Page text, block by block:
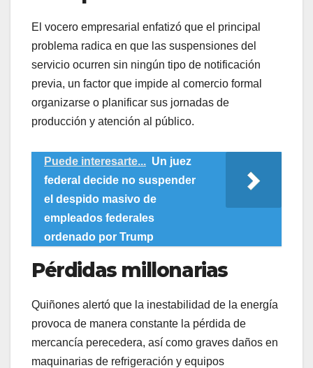
​El vocero empresarial enfatizó que el principal
problema radica en que las suspensiones del
servicio ocurren sin ningún tipo de notificación
previa, un factor que impide al comercio formal
organizarse o planificar sus jornadas de
producción y atención al público.
Puede interesarte... Un juez
federal decide no suspender
el despido masivo de
empleados federales
ordenado por Trump
Pérdidas millonarias
​Quiñones alertó que la inestabilidad de la energía
provoca de manera constante la pérdida de
mercancía perecedera, así como graves daños en
maquinarias de refrigeración y equipos